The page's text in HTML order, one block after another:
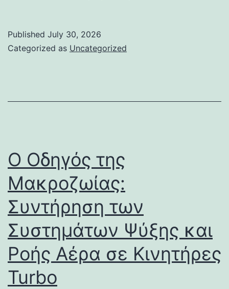
Published July 30, 2026
Categorized as Uncategorized
Ο Οδηγός της
Μακροζωίας:
Συντήρηση των
Συστημάτων Ψύξης και
Ροής Αέρα σε Κινητήρες
Turbo